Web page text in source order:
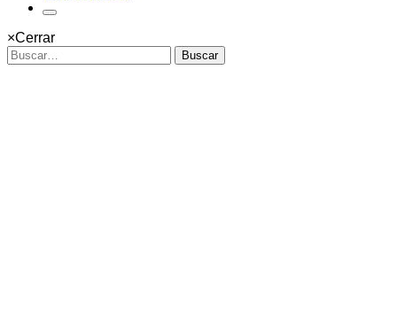
×Cerrar
Buscar